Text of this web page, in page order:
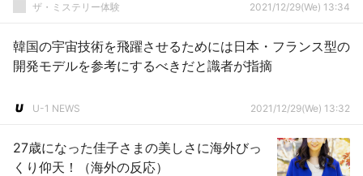
ザ・ミステリー体験 2021/12/29(We) 13:34
韓国の宇宙技術を飛躍させるためには日本・フランス型の
開発モデルを参考にするべきだと識者が指摘
U-1 NEWS 2021/12/29(We) 13:32
27歳になった佳子さまの美しさに海外びっ
くり仰天！（海外の反応）